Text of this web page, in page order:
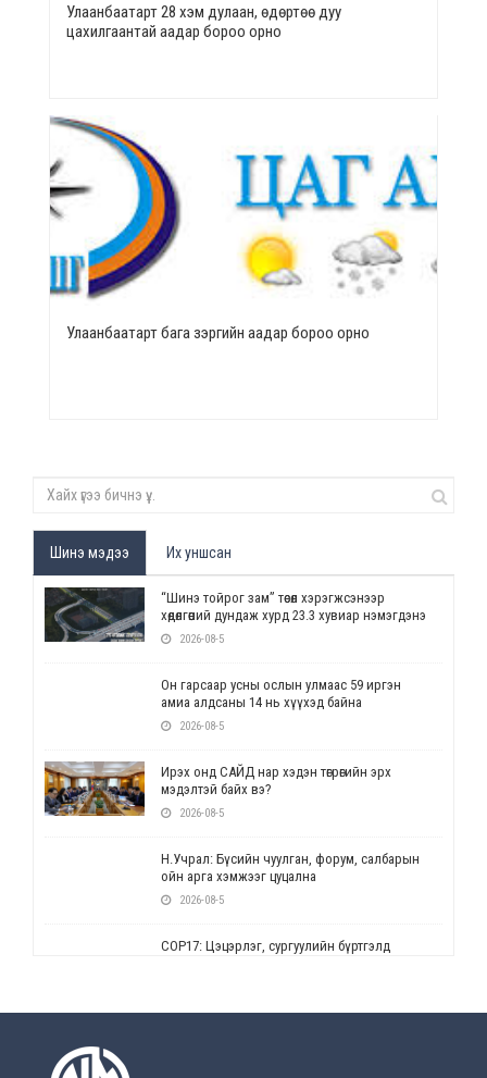
Улаанбаатарт 28 хэм дулаан, өдөртөө дуу
цахилгаантай аадар бороо орно
Улаанбаатарт бага зэргийн аадар бороо орно
Шинэ мэдээ Их уншсан
“Шинэ тойрог зам” төсөл хэрэгжсэнээр
хөдөлгөөний дундаж хурд 23.3 хувиар нэмэгдэнэ
2026-08-5
Он гарсаар усны ослын улмаас 59 иргэн
амиа алдсаны 14 нь хүүхэд байна
2026-08-5
Ирэх онд САЙД нар хэдэн төгрөгийн эрх
мэдэлтэй байх вэ?
2026-08-5
Н.Учрал: Бүсийн чуулган, форум, салбарын
ойн арга хэмжээг цуцална
2026-08-5
СОР17: Цэцэрлэг, сургуулийн бүртгэлд